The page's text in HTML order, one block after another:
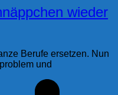
wieder
Berufe ersetzen. Nun
und